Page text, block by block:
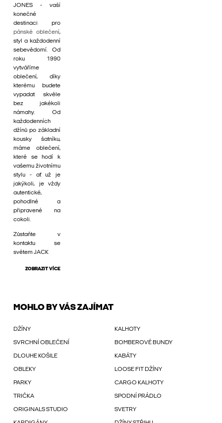
JONES - vaší
konečné
destinaci pro
pánské oblečení,
styl a každodenní
sebevědomí. Od
roku 1990
vytváříme
oblečení, díky
kterému budete
vypadat skvěle
bez jakékoli
námahy. Od
každodenních
džínů po základní
kousky šatníku,
máme oblečení,
které se hodí k
vašemu životnímu
stylu - ať už je
jakýkoli, je vždy
autentické,
pohodlné a
připravené na
cokoli.
Zůstaňte v
kontaktu se
světem JACK
ZOBRAZIT VÍCE
MOHLO BY VÁS ZAJÍMAT
DŽÍNY KALHOTY
SVRCHNÍ OBLEČENÍ BOMBEROVÉ BUNDY
DLOUHE KOŠILE KABÁTY
OBLEKY LOOSE FIT DŽÍNY
PARKY CARGO KALHOTY
TRIČKA SPODNÍ PRÁDLO
ORIGINALS STUDIO SVETRY